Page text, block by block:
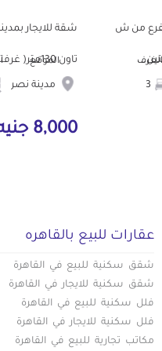
متفرع من ش شقة للايجار
تاون 130متر( غرفتين، ريسبشن كبير ، مطبخ، ح...الموقع
مدينة نصر
8,000 جنيه / سنوياً
عقارات للبيع بالقاهره
شقق سكنية للبيع في القاهرة
شقق سكنية للايجار في القاهرة
فلل سكنية للبيع في القاهرة
فلل سكنية للايجار في القاهرة
مكاتب تجارية للبيع في القاهرة